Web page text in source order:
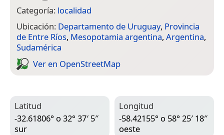
Categoría: localidad
Ubicación: Departamento de Uruguay, Provincia
de Entre Ríos, Mesopotamia argentina, Argentina,
Sudamérica
Ver en Open­Street­Map
Latitud
-32.61806° o 32° 37′ 5″
sur
Longitud
-58.42155° o 58° 25′ 18″
oeste